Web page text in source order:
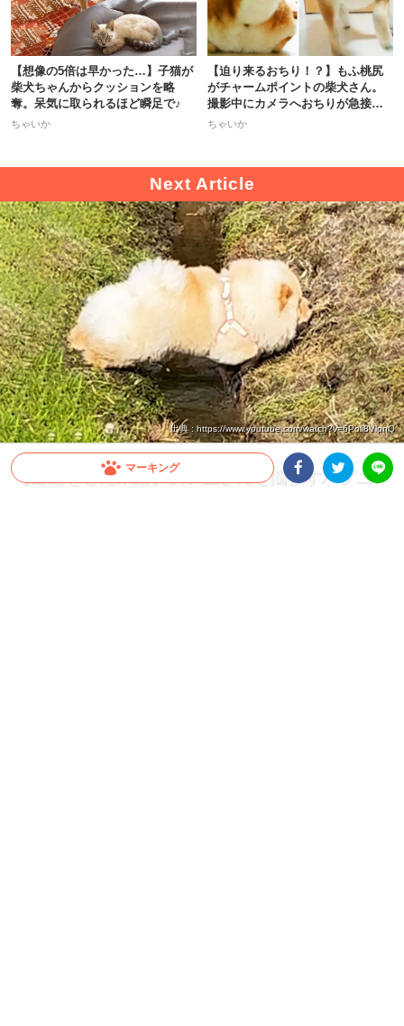
マーキング
【想像の5倍は早かった…】子猫が
柴犬ちゃんからクッションを略
奪。呆気に取られるほど瞬足で♪
ちゃいか
【迫り来るおちり！？】もふ桃尻
がチャームポイントの柴犬さん。
撮影中にカメラへおちりが急接近
♡
ちゃいか
出典 : https://www.youtube.com/watch?v=6Poli8VlpnQ
【近道をした末路】飼い主さんを悩ますハプニン